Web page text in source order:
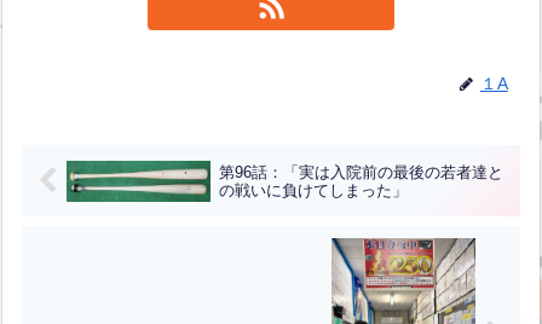
１A
第96話：「実は入院前の最後の若者達と
の戦いに負けてしまった」